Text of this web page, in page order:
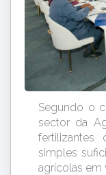
Segundo o
sector da
fertilizantes
simples
agrícolas em